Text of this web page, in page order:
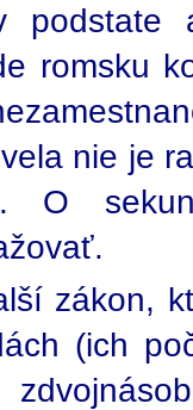
podstate
romsku
nie je
O
zákon,
(ich